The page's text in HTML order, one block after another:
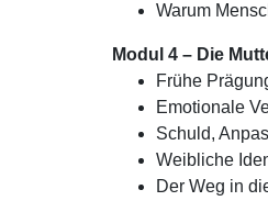
Warum
Modul 4 – Die
Frühe
Emotionale
Schuld,
Weibliche
Der Weg in